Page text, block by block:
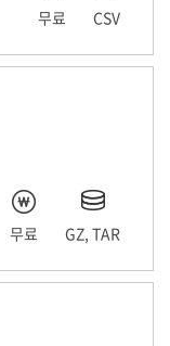
무료 CSV
무료 GZ, TAR